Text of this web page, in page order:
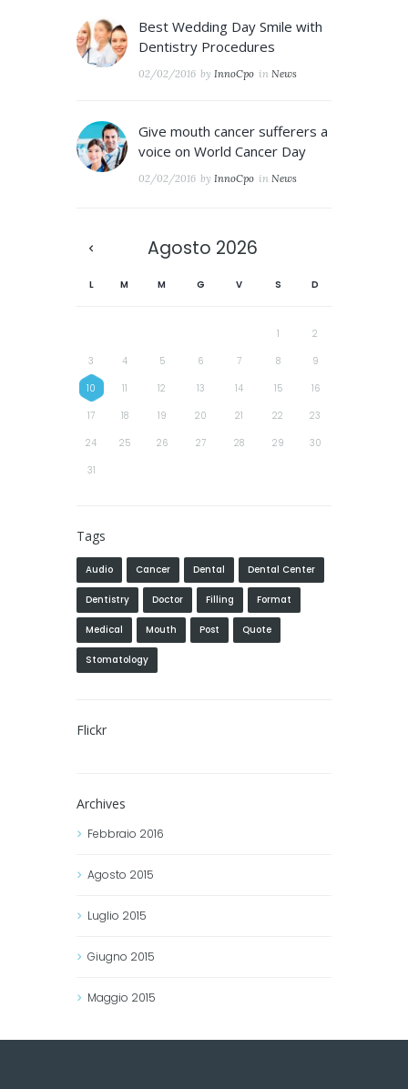
Best Wedding Day Smile with
Dentistry Procedures
02/02/2016 by InnoCpo in News
Give mouth cancer sufferers a
voice on World Cancer Day
02/02/2016 by InnoCpo in News
Agosto 2026
L M M G V S D
1 2
3 4 5 6 7 8 9
10 11 12 13 14 15 16
17 18 19 20 21 22 23
24 25 26 27 28 29 30
31
Tags
Audio Cancer Dental Dental Center
Dentistry Doctor Filling Format
Medical Mouth Post Quote
Stomatology
Flickr
Archives
Febbraio 2016
Agosto 2015
Luglio 2015
Giugno 2015
Maggio 2015